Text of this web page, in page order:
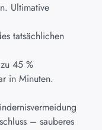
Ultimative
tatsächlichen
45 %
in Minuten.
– sauberes